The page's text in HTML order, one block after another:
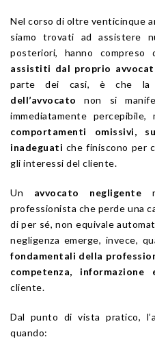
Nel corso di oltre venticinque
siamo trovati ad assistere
posteriori, hanno
assistiti dal proprio
parte dei casi, è che la
dell’avvocato non si
immediatamente
comportamenti omissivi,
inadeguati che finiscono per
gli interessi del cliente.
Un avvocato negligente
professionista che perde una
di per sé, non equivale
negligenza emerge, invece,
fondamentali della
competenza, informazione
cliente.
Dal punto di vista pratico,
quando: